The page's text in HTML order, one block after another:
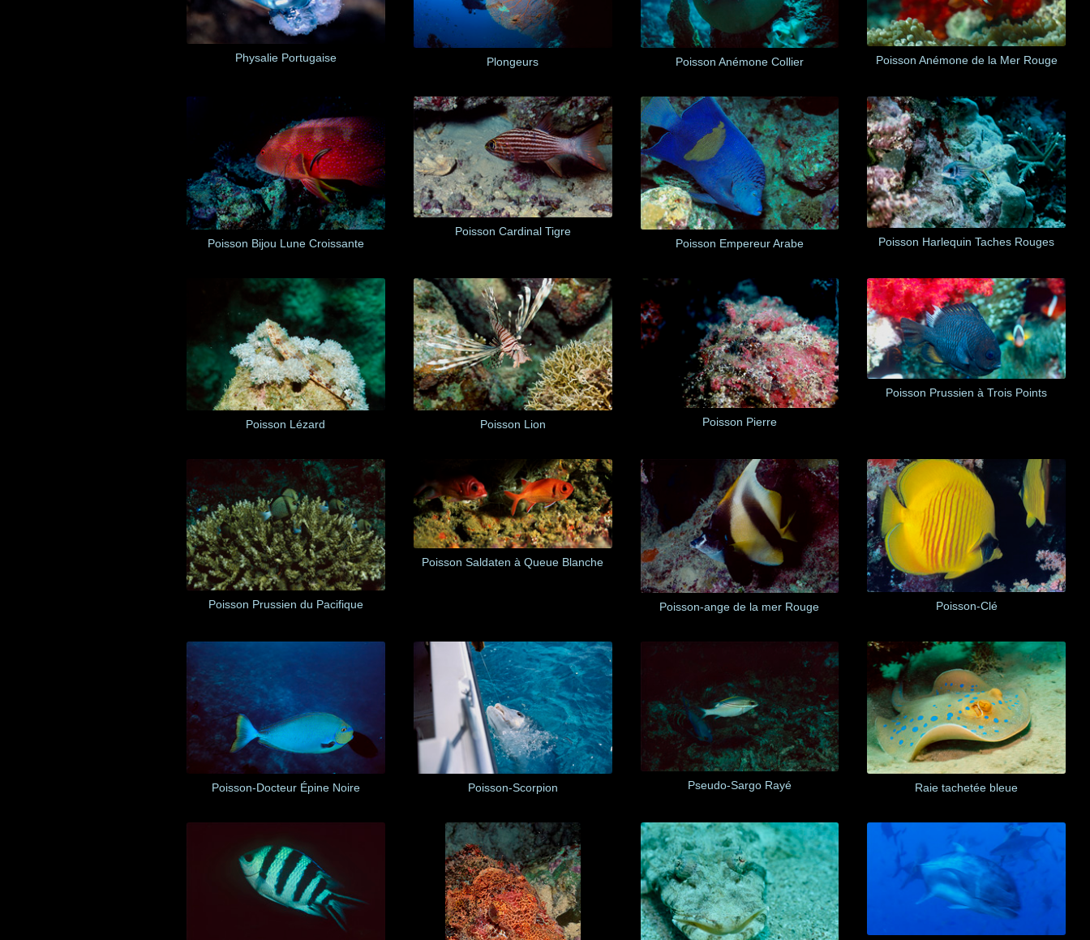
Physalie Portugaise Plongeurs Poisson Anémone Collier Poisson Anémone de la Mer Rouge
Poisson Bijou Lune Croissante
Poisson Cardinal Tigre
Poisson Empereur Arabe
Poisson Harlequin Taches Rouges
Poisson Lézard Poisson Lion Poisson Pierre
Poisson Prussien à Trois Points
Poisson Prussien du Pacifique
Poisson Saldaten à Queue Blanche
Poisson-ange de la mer Rouge Poisson-Clé
Poisson-Docteur Épine Noire Poisson-Scorpion Pseudo-Sargo Rayé Raie tachetée bleue